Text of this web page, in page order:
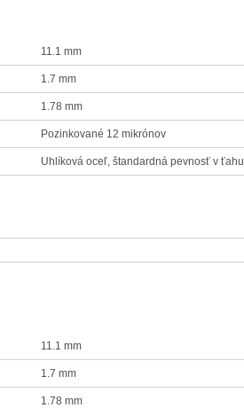
11.1 mm
1.7 mm
1.78 mm
Pozinkované 12 mikrónov
Uhlíková oceľ, štandardná pevnosť v ťahu
11.1 mm
1.7 mm
1.78 mm